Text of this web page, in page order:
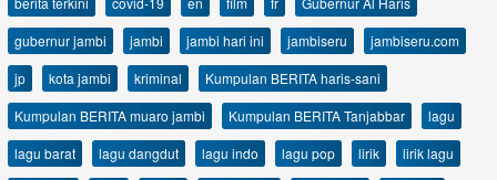
gubernur jambi
jambi jambi hari ini jambiseru
jambiseru.com
jp
kota jambi kriminal
Kumpulan BERITA haris-sani
Kumpulan BERITA muaro jambi
Kumpulan BERITA Tanjabbar
lagu
lagu barat
lagu dangdut lagu indo lagu pop lirik
lirik lagu